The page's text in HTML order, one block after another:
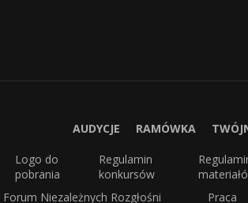
AUDYCJE RAMÓWKA
Logo do
pobrania
Regulamin
konkursów
Forum Niezależnych Rozgłośni Praca